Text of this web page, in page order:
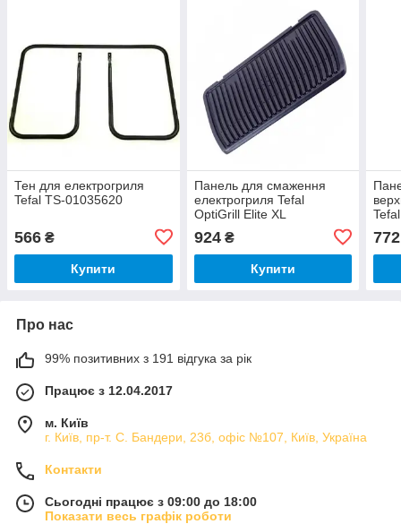
Тен для електрогриля
Tefal TS-01035620
566 ₴
Купити
Панель для смаження
електрогриля Tefal
OptiGrill Elite XL
GC760D30 (верхня) TS-
01043980
924₴
Купити
772
Про нас
99% позитивних з 191 відгука за рік
Працює з 12.04.2017
м. Київ
г. Київ, пр-т. С. Бандери, 23б, офіс №107, Київ, Україна
Контакти
Сьогодні працює з 09:00 до 18:00
Показати весь графік роботи